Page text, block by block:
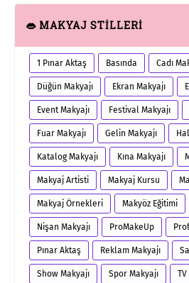
👄 MAKYAJ STİLLERİ
1 Pınar Aktaş Basında Cadı
Düğün Makyajı Ekran Makyajı
Event Makyajı Festival Makyajı
Fuar Makyajı Gelin Makyajı
Katalog Makyajı Kına Makyajı
Makyaj Artisti Makyaj Kursu
Makyaj Örnekleri Makyöz Eğitimi
Nişan Makyajı ProMakeUp
Pınar Aktaş Reklam Makyajı
Show Makyajı Spor Makyajı TV